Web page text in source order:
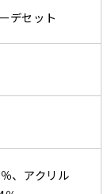
デセット
、アクリル